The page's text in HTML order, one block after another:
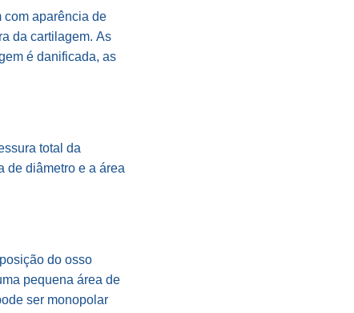
com aparência de
da cartilagem. As
é danificada, as
total da
de diâmetro e a área
do osso
pequena área de
ser monopolar